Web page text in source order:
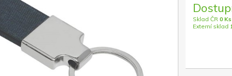
Sklad ČR 0 Ks
Externí sklad